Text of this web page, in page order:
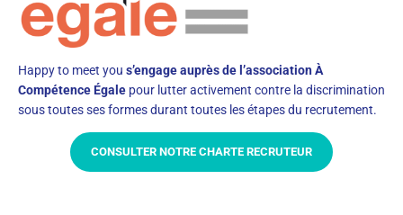
Happy to meet you s’engage auprès de l’association À
Compétence Égale pour lutter activement contre la discrimination
sous toutes ses formes durant toutes les étapes du recrutement.
CONSULTER NOTRE CHARTE RECRUTEUR